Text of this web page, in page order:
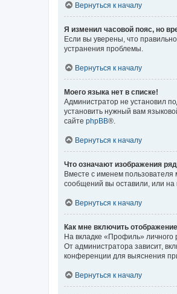
Вернуться к началу
Я изменил часовой пояс, но
Если вы уверены, что
устранения проблемы.
Вернуться к началу
Моего языка нет в списке!
Администратор не установил
установить нужный вам
сайте phpBB®.
Вернуться к началу
Что означают изображения
Вместе с именем пользователя
сообщений вы оставили, или на
Вернуться к началу
Как мне включить
На вкладке «Профиль» личного
От администратора зависит,
конференции для выяснения
Вернуться к началу